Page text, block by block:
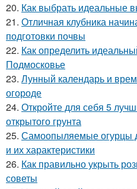
20. Как выбрать идеальные
21. Отличная клубника
подготовки почвы
22. Как определить
Подмосковье
23. Лунный календарь и
огороде
24. Откройте для себя 5
открытого грунта
25. Самоопыляемые огурцы
и их характеристики
26. Как правильно укрыть
советы